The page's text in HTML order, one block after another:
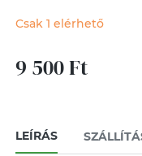
Csak 1 elérhető
9 500 Ft
LEÍRÁS